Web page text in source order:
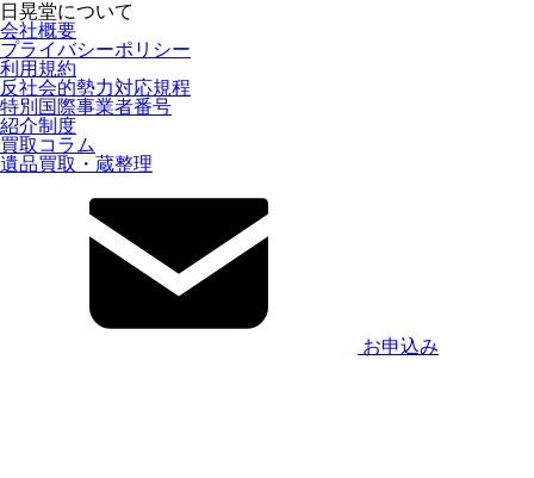
日晃堂について
会社概要
プライバシーポリシー
利用規約
反社会的勢力対応規程
特別国際事業者番号
紹介制度
買取コラム
遺品買取・蔵整理
お申込み